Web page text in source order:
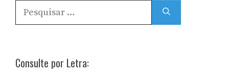
Pesquisar
por:
Consulte por Letra: